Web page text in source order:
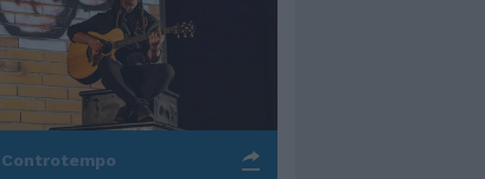
Controtempo